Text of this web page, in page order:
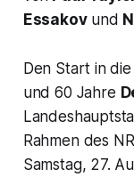
Essakovund
Den Start in
und 60 Jahre
Rahmen des
Samstag, 27.